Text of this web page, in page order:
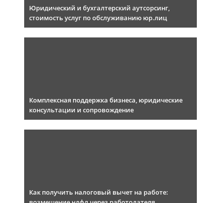
Юридический и бухгалтерский аутсорсинг,
стоимость услуг по обслуживанию юр.лиц
Комплексная поддержка бизнеса, юридические
консультации и сопровождение
Как получить налоговый вычет на работе: